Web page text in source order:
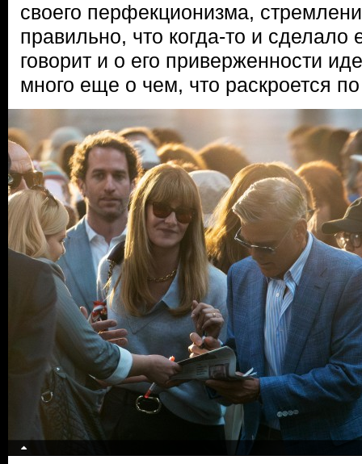
своего перфекционизма,
правильно, что когда-то и сделало
говорит и о его приверженности
много еще о чем, что раскроется